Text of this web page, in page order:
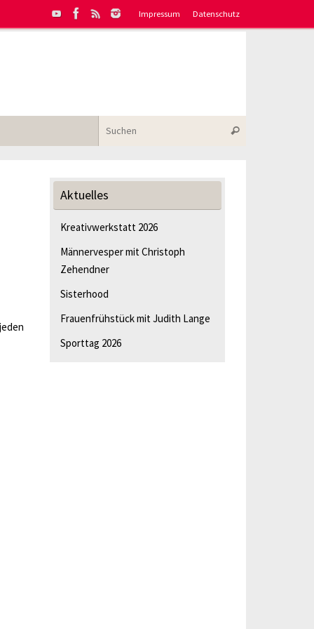
Impressum Datenschutz
Suchen
Aktuelles
Kreativwerkstatt 2026
Männervesper mit Christoph
Zehendner
Sisterhood
Frauenfrühstück mit Judith Lange
Sporttag 2026